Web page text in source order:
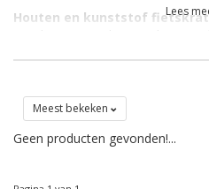
Houten en kunststof
fietskratten daarentegen, ogen
bewerkt zodat de kratten
weersinvloeden.
Een rieten fietskrat is eigenlijk
Lees
Meest bekeken
Geen producten gevonden!...